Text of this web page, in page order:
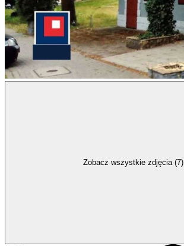
Zobacz wszystkie zdjęcia (7)